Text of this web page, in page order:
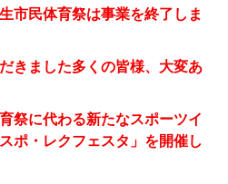
市民体育祭は事業を終了しま
きました多くの皆様、大変あ
祭に代わる新たなスポーツイ
ポ・レクフェスタ」を開催し